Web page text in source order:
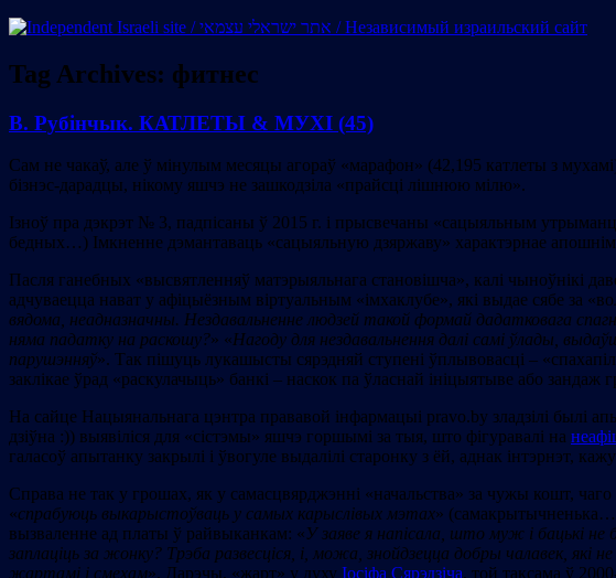
Tag Archives: фитнес
В. Рубінчык. КАТЛЕТЫ & МУХІ (45)
Сам не чакаў, але ў мінулым месяцы агораў «марафон» (42,195 катлеты з
бізнэс-дарадцы, нікому яшчэ не зашкодзіла «прайсці лішнюю мілю».
Ізноў пра дэкрэт № 3, падпісаны ў 2015 г. і прысвечаны «сацыяльным
бедных…) Імкненне дэмантаваць «сацыяльную дзяржаву» характэрнае
Пасля ганебных «высвятленняў матэрыяльнага становішча», калі чыноўнікі
адчуваецца нават у афіцыёзным віртуальным «імхаклубе», які выдае сябе за
вядома, неадназначны. Нездавальненне людзей такой формай дадатковага
няма падатку на раскошу?» «Нагоду для нездавальнення далі самі ўлады,
парушэнняў». Так пішуць лукашысты сярэдняй ступені ўплывовасці –
заклікае ўрад «раскулачыць» банкі – наскок па ўласнай ініцыятыве або зандаж
На сайце Нацыянальнага цэнтра прававой інфармацыі pravo.by зладзілі былі
дзіўна :)) выявіліся для «сістэмы» яшчэ горшымі за тыя, што фігуравалі на
галасоў апытанку закрылі і ўвогуле выдалілі старонку з ёй, аднак інтэрнэт,
Справа не так у грошах, як у самасцвярджэнні «начальства» за чужы кошт,
«спрабуюць выкарыстоўваць у самых карыслівых мэтах»
вызваленне ад платы ў райвыканкам: «У заяве я напісала, што муж і бацькі
заплаціць за жонку? Трэба развесціся, і, можа, знойдзецца добры чалавек,
жартамі і смехам». Дарэчы, «жарт» у духу Іосіфа Сярэдзіча, той таксама ў